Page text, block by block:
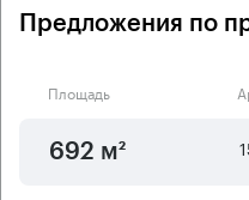
Предложения по
Площадь
692 м²